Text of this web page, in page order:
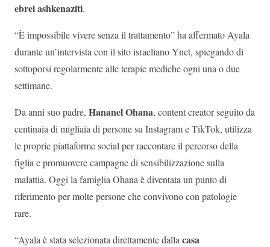
ebrei ashkenaziti.
“È impossibile vivere senza il trattamento” ha affermato Ayala
durante un’intervista con il sito israeliano Ynet, spiegando di
sottoporsi regolarmente alle terapie mediche ogni una o due
settimane.
Da anni suo padre, Hananel Ohana, content creator seguito da
centinaia di migliaia di persone su Instagram e TikTok, utilizza
le proprie piattaforme social per raccontare il percorso della
figlia e promuovere campagne di sensibilizzazione sulla
malattia. Oggi la famiglia Ohana è diventata un punto di
riferimento per molte persone che convivono con patologie
rare.
“Ayala è stata selezionata direttamente dalla casa